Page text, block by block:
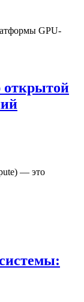
открытой
— это